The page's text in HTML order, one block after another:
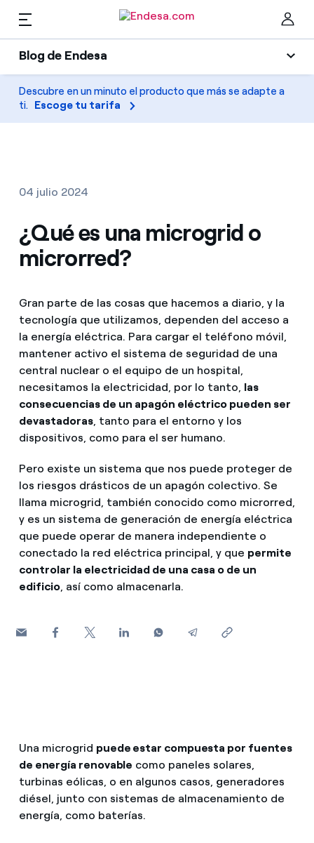
Blog de Endesa
Blog de Endesa
Luz
Gas
Solar
Empresas
Consejos de ahorro
Otros
Futuro
Horarios punta, llano y valle: qué son, cuándo aplican
Cita previa Endesa: cómo pedir, cambiar o anular tu cita
¿Qué es el consumo responsable?
Hogares
Encuentra la tarifa que más te conviene
Compara nuestras tarifas de empresa y ahorra
¿Cómo ver mis facturas de Endesa?
¿Cómo cambiar el titular del contrato?
¿Has recibido una oferta para cambiar de
compañía?
Ofertas para autónomos y Pymes
¿Gestionas varias comunidades de propietarios?
Movilidad
PARA TI
Solar
Climatización
Te ayudamos
Compromiso
Blog
Estafas telefónicas
ES
Descubre en un minuto el producto que más se adapte a
ti. Escoge tu tarifa
04 julio 2024
¿Qué es una microgrid o
microrred?
Gran parte de las cosas que hacemos a diario, y la
tecnología que utilizamos, dependen del acceso a
la energía eléctrica. Para cargar el teléfono móvil,
mantener activo el sistema de seguridad de una
central nuclear o el equipo de un hospital,
necesitamos la electricidad, por lo tanto, las
consecuencias de un apagón eléctrico pueden ser
devastadoras, tanto para el entorno y los
dispositivos, como para el ser humano.
Pero existe un sistema que nos puede proteger de
los riesgos drásticos de un apagón colectivo. Se
llama microgrid, también conocido como microrred,
y es un sistema de generación de energía eléctrica
que puede operar de manera independiente o
conectado la red eléctrica principal, y que permite
controlar la electricidad de una casa o de un
edificio, así como almacenarla.
Una microgrid puede estar compuesta por fuentes
de energía renovable como paneles solares,
turbinas eólicas, o en algunos casos, generadores
diésel, junto con sistemas de almacenamiento de
energía, como baterías.